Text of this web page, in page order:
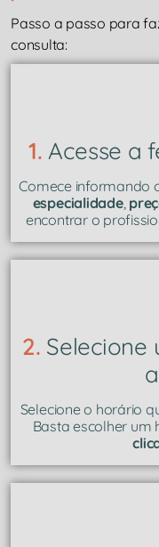
Passo a passo para
consulta:
1. Acesse a
Comece informando
especialidade,
encontrar o
2. Selecione
Selecione o horário
Basta escolher um